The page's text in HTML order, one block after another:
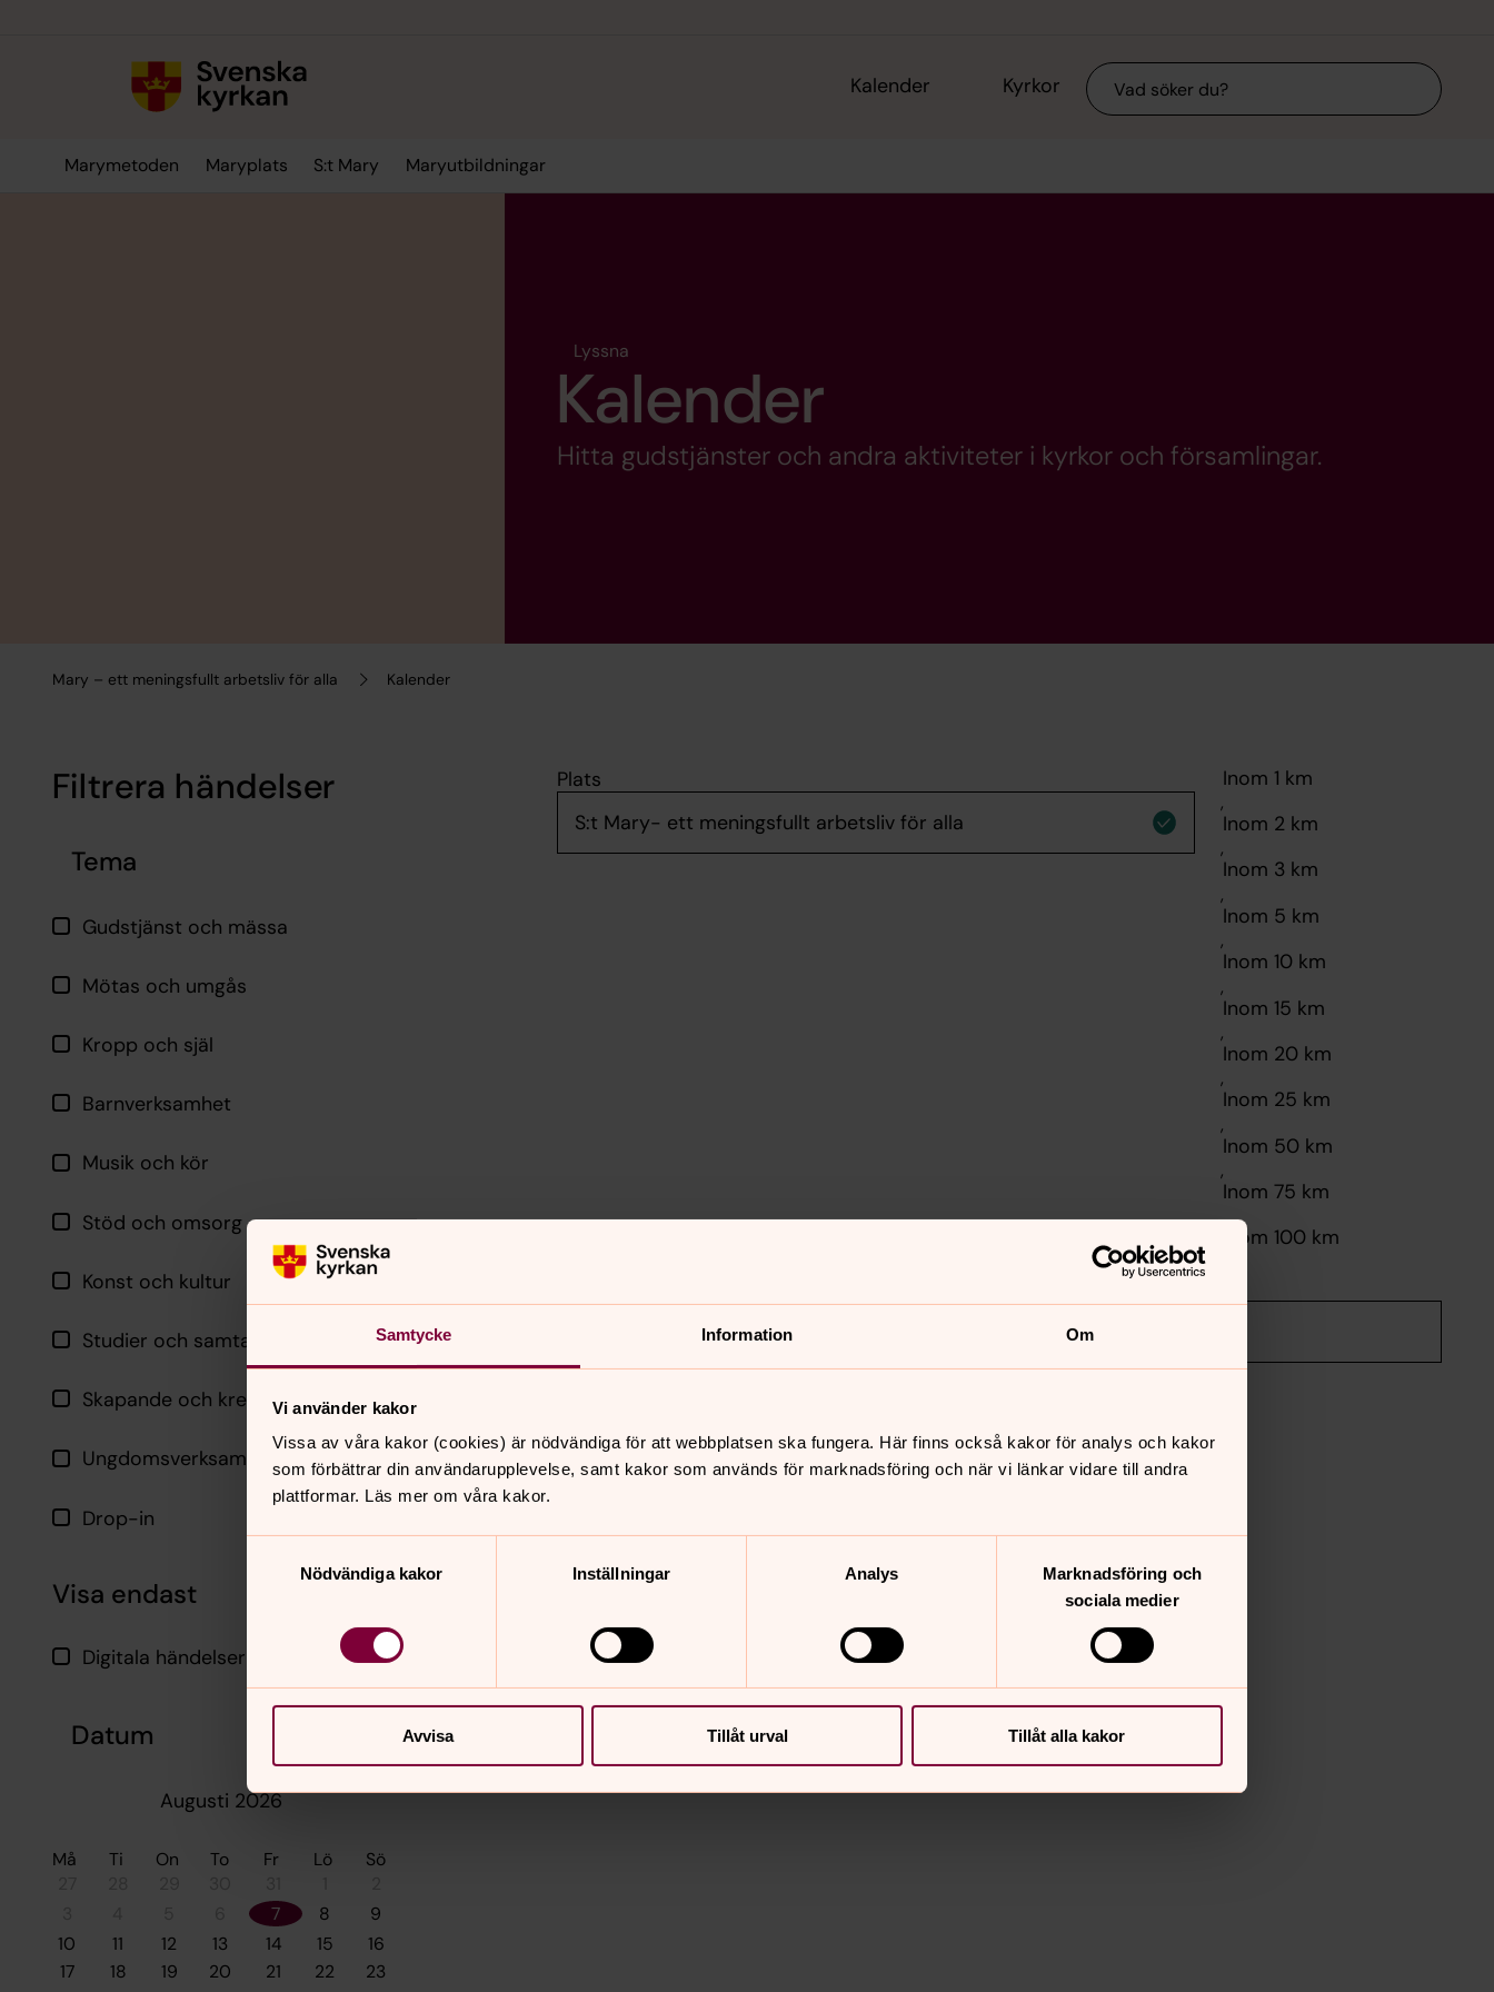
Samtycke Information Om
Vi använder kakor
Vissa av våra kakor (cookies) är nödvändiga för att webbplatsen ska fungera. Här finns också kakor för analys och kakor
som förbättrar din användarupplevelse, samt kakor som används för marknadsföring och när vi länkar vidare till andra
plattformar. Läs mer om våra kakor.
Nödvändiga kakor
Inställningar Analys
Marknadsföring och
sociala medier
Avvisa Tillåt urval Tillåt alla kakor
Kalender Kyrkor Sök
Marymetoden Maryplats S:t Mary Maryutbildningar
Mary – ett meningsfullt arbetsliv för alla Kalender
Lyssna
Kalender
Hitta gudstjänster och andra aktiviteter i kyrkor och församlingar.
Filtrera händelser
Tema
Gudstjänst och mässa
Mötas och umgås
Kropp och själ
Barnverksamhet
Musik och kör
Stöd och omsorg
Konst och kultur
Studier och samtal
Skapande och kreativitet
Ungdomsverksamhet
Drop-in
Visa endast
Digitala händelser
Datum
Augusti 2026
Må Ti On To Fr Lö
Sö
7 8
9
10
11 12 13 14 15
16
17
18 19 20 21 22
23
Plats
,
,
,
,
,
,
,
,
,
,
Inga träffar.